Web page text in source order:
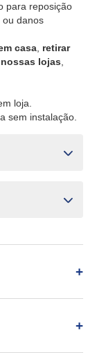
para reposição
ou danos
casa retirar
lojas
loja.
sem instalação.